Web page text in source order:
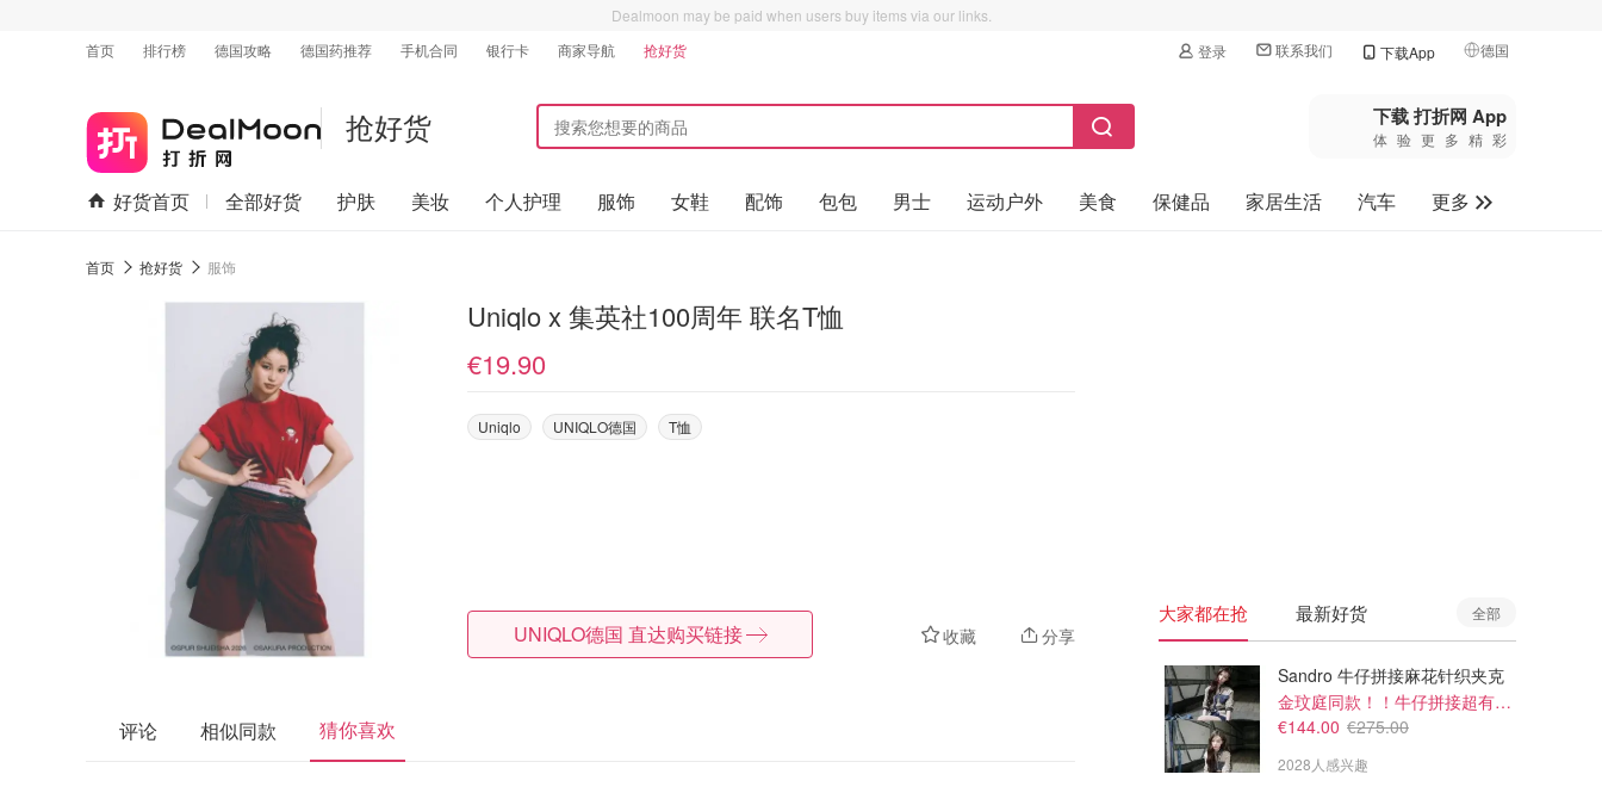
Dealmoon may be paid when users buy items via our links.
首页
排行榜 德国攻略 德国药推荐 手机合同 银行卡 商家导航 抢好货 登录 联系我们 下载App 德国
🇺🇸美国
🇨🇳中国
🇨🇦加拿大
抢好货 下载 打折网 App
体验更多精彩
好货首页 全部好货 护肤 美妆 个人护理 服饰 女鞋 配饰 包包 男士 运动户外 美食 保健品 家居生活 汽车
更多
首页 抢好货 服饰
Uniqlo x 集英社100周年 联名T恤
€19.90
Uniqlo UNIQLO德国 T恤
收藏 分享
UNIQLO德国 直达购买链接
评论 相似同款 猜你喜欢
大家都在抢 最新好货 全部
Sandro 牛仔拼接麻花针织夹克
金玟庭同款！！牛仔拼接超有层次感
€144.00 €275.00
2028人感兴趣